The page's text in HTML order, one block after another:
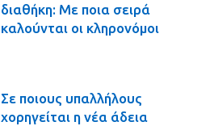
διαθήκη: Με ποια σειρά
καλούνται οι κληρονόμοι
Σε ποιους υπαλλήλους
χορηγείται η νέα άδεια